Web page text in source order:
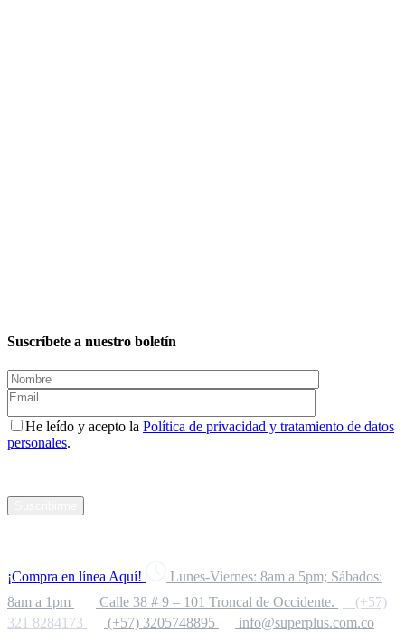
Suscríbete a nuestro boletín
He leído y acepto la Política de privacidad y tratamiento de datos
personales.
¡Compra en línea Aquí!
Lunes-Viernes: 8am a 5pm; Sábados:
8am a 1pm
Calle 38 # 9 – 101 Troncal de Occidente.
(+57)
321 8284173
(+57) 3205748895
info@superplus.com.co